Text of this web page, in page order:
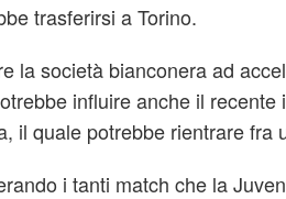
trasferirsi a Torino.
la società bianconera ad
influire anche il recente
il quale potrebbe rientrare fra
i tanti match che la